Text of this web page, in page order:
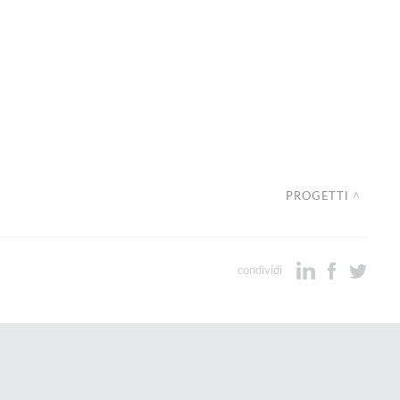
PROGETTI
condividi